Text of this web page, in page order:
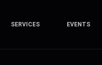
SERVICES EVENTS